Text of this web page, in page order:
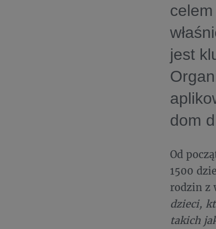
jest
dom
Od
1500
rodzin z
dzieci,
takich